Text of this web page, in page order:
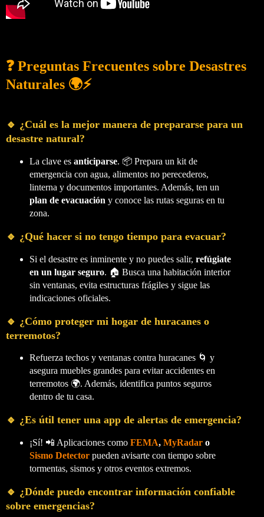
❓ Preguntas Frecuentes sobre Desastres
Naturales 🌍⚡
🔹 ¿Cuál es la mejor manera de prepararse para un
desastre natural?
La clave es anticiparse. 📦 Prepara un kit de
emergencia con agua, alimentos no perecederos,
linterna y documentos importantes. Además, ten un
plan de evacuación y conoce las rutas seguras en tu
zona.
🔹 ¿Qué hacer si no tengo tiempo para evacuar?
Si el desastre es inminente y no puedes salir, refúgiate
en un lugar seguro. 🏠 Busca una habitación interior
sin ventanas, evita estructuras frágiles y sigue las
indicaciones oficiales.
🔹 ¿Cómo proteger mi hogar de huracanes o
terremotos?
Refuerza techos y ventanas contra huracanes 🌀 y
asegura muebles grandes para evitar accidentes en
terremotos 🌍. Además, identifica puntos seguros
dentro de tu casa.
🔹 ¿Es útil tener una app de alertas de emergencia?
¡Sí! 📲 Aplicaciones como FEMA, MyRadaro
Sismo Detectorpueden avisarte con tiempo sobre
tormentas, sismos y otros eventos extremos.
🔹 ¿Dónde puedo encontrar información confiable
sobre emergencias?